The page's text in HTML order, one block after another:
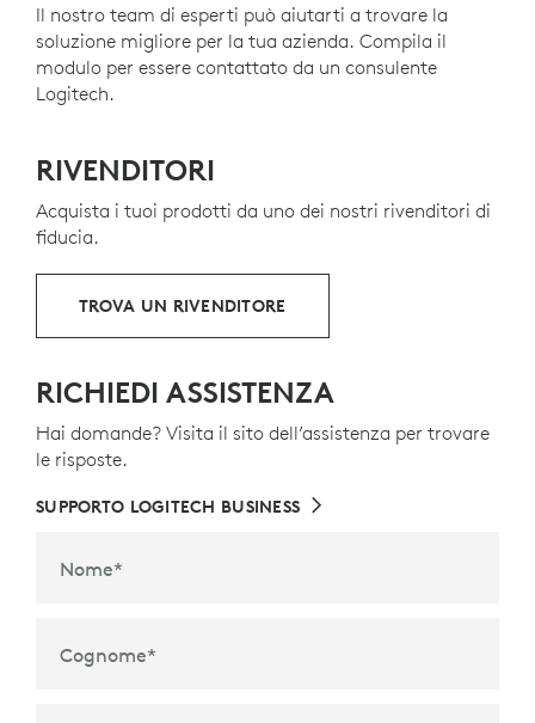
Il nostro team di esperti può aiutarti a trovare la
soluzione migliore per la tua azienda. Compila il
modulo per essere contattato da un consulente
Logitech.
RIVENDITORI
Acquista i tuoi prodotti da uno dei nostri rivenditori di
fiducia.
TROVA UN RIVENDITORE
RICHIEDI ASSISTENZA
Hai domande? Visita il sito dell’assistenza per trovare
le risposte.
SUPPORTO LOGITECH BUSINESS
Nome*
Cognome*